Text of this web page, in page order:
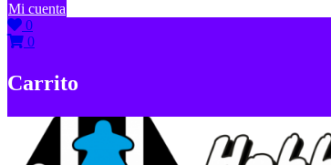
Mi cuenta
0
0
Carrito